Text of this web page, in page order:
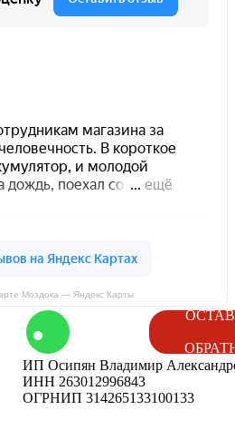
Моздока — Яндекс Карты
ИП Осипян Владимир
ИНН 263012996843
ОГРНИП 314265133100133